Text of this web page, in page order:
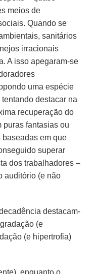
meios de
Quando se
sanitários
irracionais
A isso apegaram-se
uma espécie
destacar na
recuperação do
puras fantasias ou
em que
superar
dos trabalhadores –
auditório (e não
destacam-
(e
(e hipertrofia)
enquanto o